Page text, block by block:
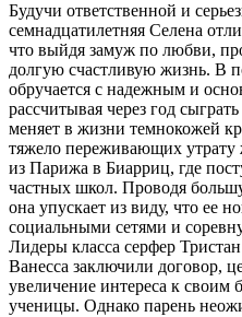
Будучи ответственной и
семнадцатилетняя Селена
что выйдя замуж по любви,
долгую счастливую жизнь. В
обручается с надежным и
рассчитывая через год
меняет в жизни темнокожей
тяжело переживающих утрату
из Парижа в Биарриц, где
частных школ. Проводя
она упускает из виду, что ее
социальными сетями и
Лидеры класса серфер
Ванесса заключили договор,
увеличение интереса к
ученицы. Однако парень